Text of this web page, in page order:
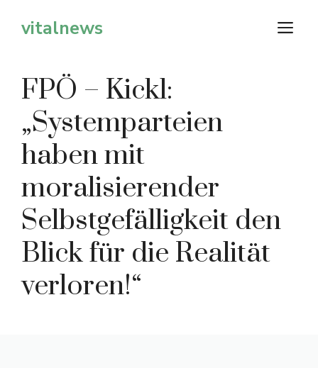
Inhaltvitalnews
FPÖ – Kickl:
„Systemparteien
haben mit
moralisierender
Selbstgefälligkeit den
Blick für die Realität
verloren!“